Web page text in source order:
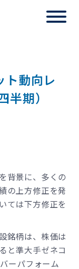
ト動向レ
半期）
背景に、多くの
の上方修正を発
ては下方修正を
銘柄は、株価は
と準大手ゼネコ
ーパフォーム